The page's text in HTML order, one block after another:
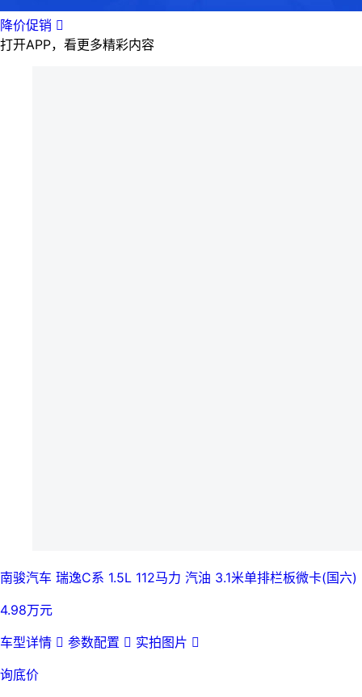
降价促销 
打开APP，看更多精彩内容
南骏汽车 瑞逸C系 1.5L 112马力 汽油 3.1米单排栏板微卡(国六)
4.98万元
车型详情  参数配置  实拍图片 
询底价